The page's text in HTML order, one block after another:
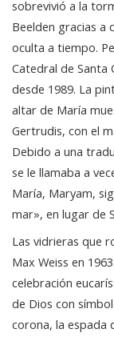
sobrevivió a la
Beelden gracias a
oculta a tiempo.
Catedral de Santa
desde 1989. La
altar de María
Gertrudis, con el
Debido a una
se le llamaba a
María, Maryam,
mar», en lugar de
Las vidrieras que
Max Weiss en
celebración
de Dios con
corona, la espada